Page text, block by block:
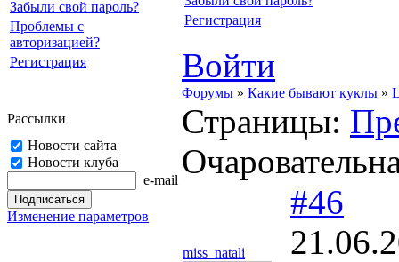
Забыли свой пароль?
Проблемы с
авторизацией?
Регистрация
Рассылки
Новости сайта
Новости клуба
e-mail
Изменение параметров
Регистрация
Войти
Форумы » Какие бывают куклы »
Страницы:
miss_natali
#46